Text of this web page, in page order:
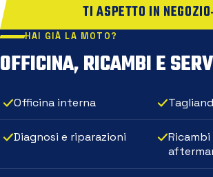
TI ASPETTO IN NEGOZIO
HAI GIÀ LA MOTO?
OFFICINA, RICAMBI E
Officina interna
Diagnosi e riparazioni